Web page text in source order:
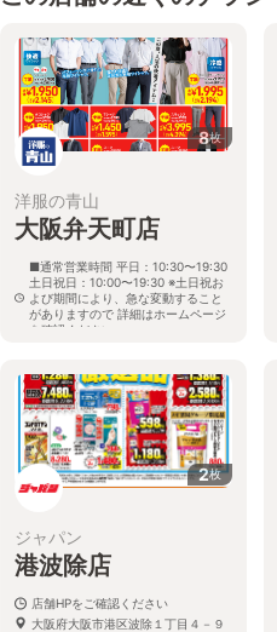
8枚
洋服の青山
大阪弁天町店
■通常営業時間 平日：10:30〜19:30
土日祝日：10:00〜19:30 ※土日祝お
よび期間により、急な変動すること
がありますので 詳細はホームページ
を確認ください
2枚
ジャパン
港波除店
店舗HPをご確認ください
大阪府大阪市港区波除１丁目４－９